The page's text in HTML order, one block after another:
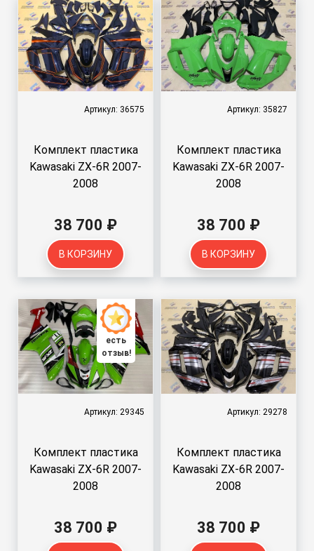
Артикул: 36575
Комплект пластика
Kawasaki ZX-6R 2007-
2008
38 700 ₽
В КОРЗИНУ
Артикул: 35827
Комплект пластика
Kawasaki ZX-6R 2007-
2008
38 700 ₽
В КОРЗИНУ
есть
отзыв!
Артикул: 29345
Комплект пластика
Kawasaki ZX-6R 2007-
2008
38 700 ₽
Артикул: 29278
Комплект пластика
Kawasaki ZX-6R 2007-
2008
38 700 ₽